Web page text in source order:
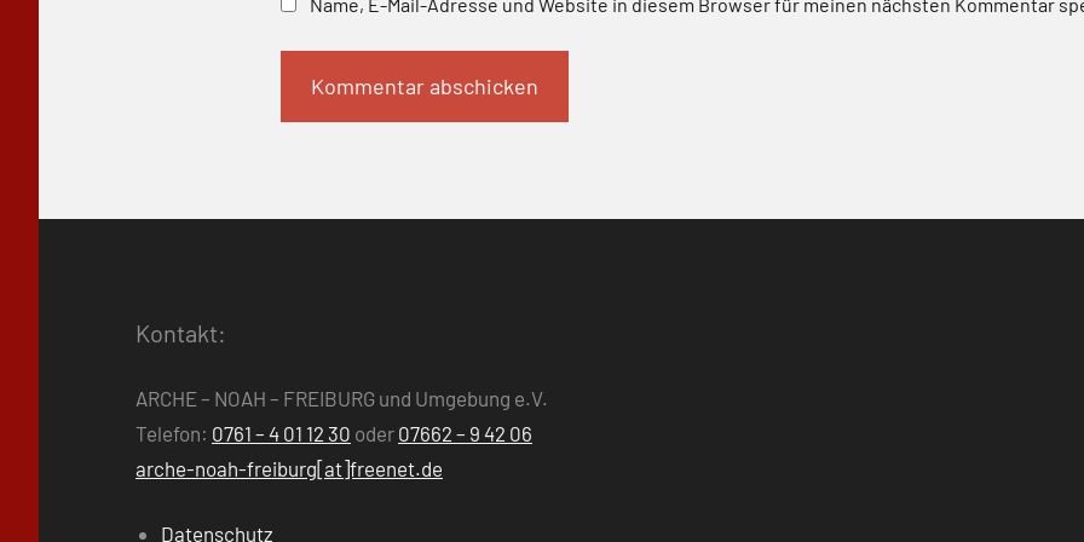
Kontakt:
ARCHE – NOAH – FREIBURG und Umgebung e.V.
Telefon: 0761 – 4 01 12 30 oder 07662 – 9 42 06
arche-noah-freiburg[at]freenet.de
Datenschutz